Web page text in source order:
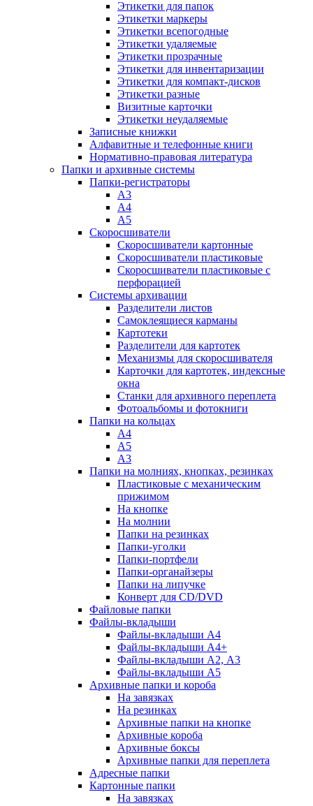
Этикетки для папок
Этикетки маркеры
Этикетки всепогодные
Этикетки удаляемые
Этикетки прозрачные
Этикетки для инвентаризации
Этикетки для компакт-дисков
Этикетки разные
Визитные карточки
Этикетки неудаляемые
Записные книжки
Алфавитные и телефонные книги
Нормативно-правовая литература
Папки и архивные системы
Папки-регистраторы
А3
А4
А5
Скоросшиватели
Скоросшиватели картонные
Скоросшиватели пластиковые
Скоросшиватели пластиковые с
перфорацией
Системы архивации
Разделители листов
Самоклеящиеся карманы
Картотеки
Разделители для картотек
Механизмы для скоросшивателя
Карточки для картотек, индексные
окна
Станки для архивного переплета
Фотоальбомы и фотокниги
Папки на кольцах
А4
А5
А3
Папки на молниях, кнопках, резинках
Пластиковые с механическим
прижимом
На кнопке
На молнии
Папки на резинках
Папки-уголки
Папки-портфели
Папки-органайзеры
Папки на липучке
Конверт для CD/DVD
Файловые папки
Файлы-вкладыши
Файлы-вкладыши А4
Файлы-вкладыши А4+
Файлы-вкладыши А2, А3
Файлы-вкладыши А5
Архивные папки и короба
На завязках
На резинках
Архивные папки на кнопке
Архивные короба
Архивные боксы
Архивные папки для переплета
Адресные папки
Картонные папки
На завязках